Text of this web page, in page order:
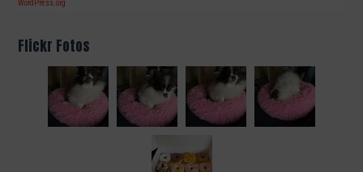
WordPress.org
Flickr Fotos